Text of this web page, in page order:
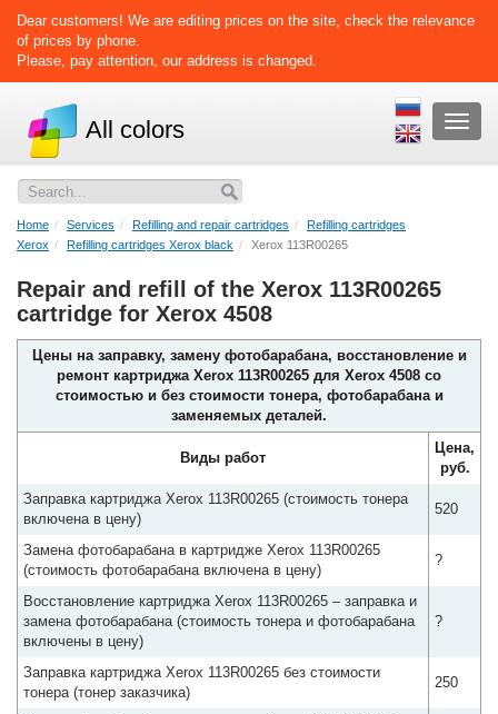
Dear customers! We are editing prices on the site, check the relevance
of prices by phone.
Please, pay attention, our address is changed.
меню
All colors
Home Services Refilling and repair cartridges
Refilling cartridges
Xerox
Refilling cartridges Xerox black Xerox 113R00265
Repair and refill of the Xerox 113R00265
cartridge for Xerox 4508
Цены на заправку, замену фотобарабана, восстановление и
ремонт картриджа Xerox 113R00265 для Xerox 4508 со
стоимостью и без стоимости тонера, фотобарабана и
заменяемых деталей.
Виды работ
Цена,
руб.
Заправка картриджа Xerox 113R00265 (стоимость тонера
включена в цену)
520
Замена фотобарабана в картридже Xerox 113R00265
(стоимость фотобарабана включена в цену)
?
Восстановление картриджа Xerox 113R00265 – заправка и
замена фотобарабана (стоимость тонера и фотобарабана
включены в цену)
?
Заправка картриджа Xerox 113R00265 без стоимости
тонера (тонер заказчика)
250